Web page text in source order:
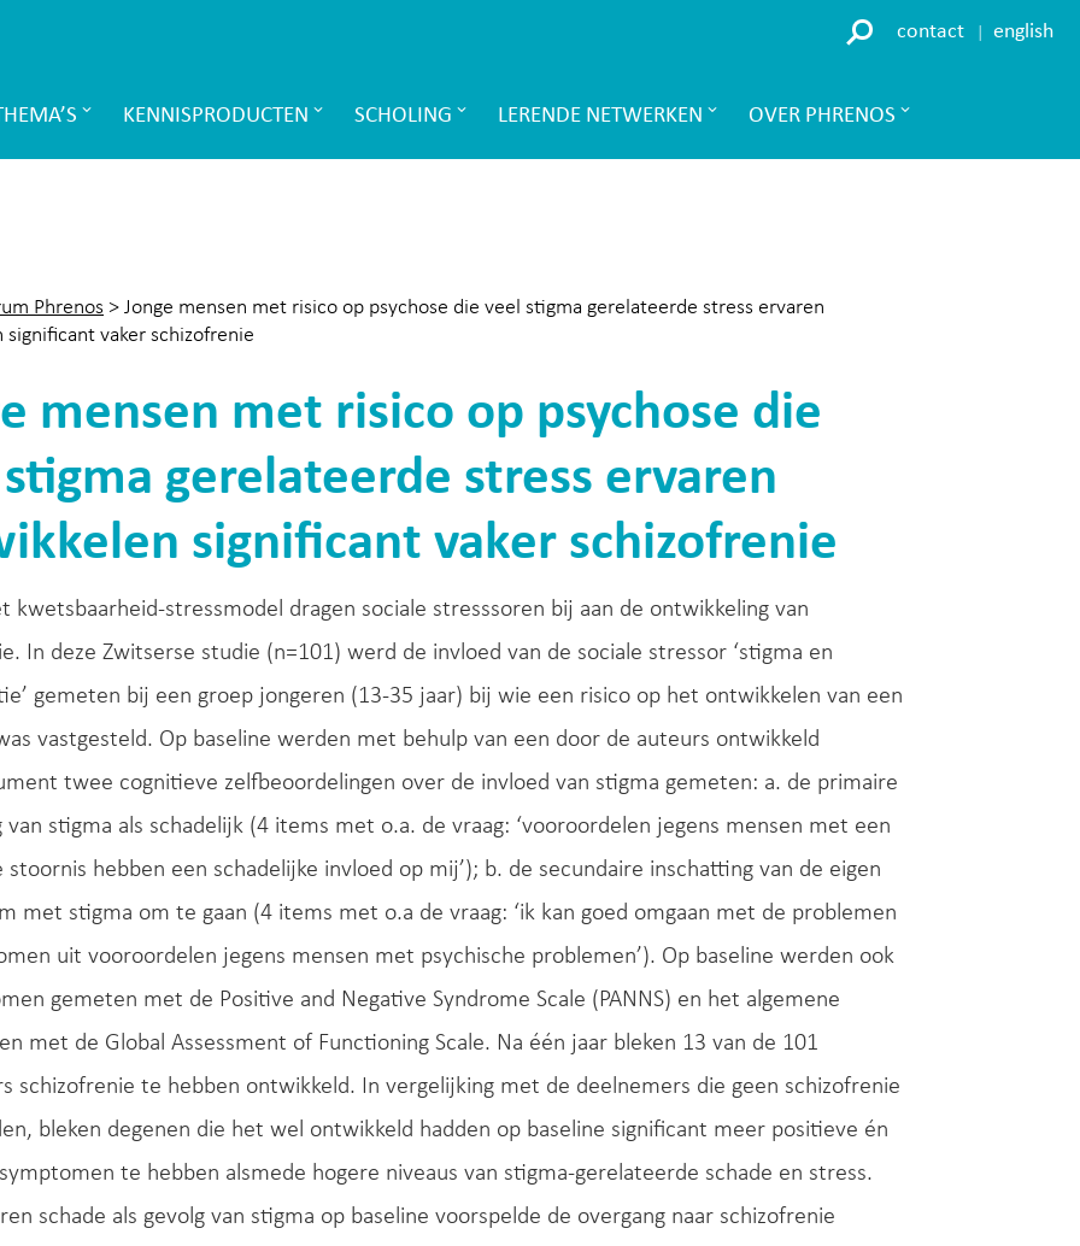
contact english
KENNISPRODUCTEN SCHOLING LERENDE NETWERKEN OVER PHRENOS
Phrenos > Jonge mensen met risico op psychose die veel stigma gerelateerde stress ervaren
significant vaker schizofrenie
mensen met risico op psychose die
gerelateerde stress ervaren
significant vaker schizofrenie
kwetsbaarheid-stressmodel dragen sociale stresssoren bij aan de ontwikkeling van
In deze Zwitserse studie (n=101) werd de invloed van de sociale stressor ‘stigma en
gemeten bij een groep jongeren (13-35 jaar) bij wie een risico op het ontwikkelen van een
vastgesteld. Op baseline werden met behulp van een door de auteurs ontwikkeld
twee cognitieve zelfbeoordelingen over de invloed van stigma gemeten: a. de primaire
van stigma als schadelijk (4 items met o.a. de vraag: ‘vooroordelen jegens mensen met een
stoornis hebben een schadelijke invloed op mij’); b. de secundaire inschatting van de eigen
met stigma om te gaan (4 items met o.a de vraag: ‘ik kan goed omgaan met de problemen
uit vooroordelen jegens mensen met psychische problemen’). Op baseline werden ook
gemeten met de Positive and Negative Syndrome Scale (PANNS) en het algemene
met de Global Assessment of Functioning Scale. Na één jaar bleken 13 van de 101
schizofrenie te hebben ontwikkeld. In vergelijking met de deelnemers die geen schizofrenie
bleken degenen die het wel ontwikkeld hadden op baseline significant meer positieve én
te hebben alsmede hogere niveaus van stigma-gerelateerde schade en stress.
schade als gevolg van stigma op baseline voorspelde de overgang naar schizofrenie